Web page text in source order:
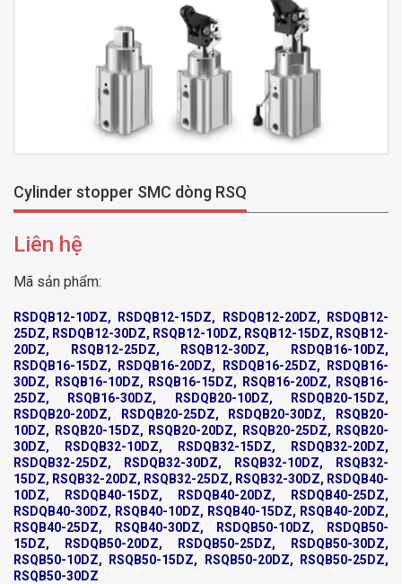
Cylinder stopper SMC dòng RSQ
Liên hệ
Mã sản phẩm:
RSDQB12-10DZ, RSDQB12-15DZ, RSDQB12-20DZ, RSDQB12-
25DZ, RSDQB12-30DZ, RSQB12-10DZ, RSQB12-15DZ, RSQB12-
20DZ, RSQB12-25DZ, RSQB12-30DZ, RSDQB16-10DZ,
RSDQB16-15DZ, RSDQB16-20DZ, RSDQB16-25DZ, RSDQB16-
30DZ, RSQB16-10DZ, RSQB16-15DZ, RSQB16-20DZ, RSQB16-
25DZ, RSQB16-30DZ, RSDQB20-10DZ, RSDQB20-15DZ,
RSDQB20-20DZ, RSDQB20-25DZ, RSDQB20-30DZ, RSQB20-
10DZ, RSQB20-15DZ, RSQB20-20DZ, RSQB20-25DZ, RSQB20-
30DZ, RSDQB32-10DZ, RSDQB32-15DZ, RSDQB32-20DZ,
RSDQB32-25DZ, RSDQB32-30DZ, RSQB32-10DZ, RSQB32-
15DZ, RSQB32-20DZ, RSQB32-25DZ, RSQB32-30DZ, RSDQB40-
10DZ, RSDQB40-15DZ, RSDQB40-20DZ, RSDQB40-25DZ,
RSDQB40-30DZ, RSQB40-10DZ, RSQB40-15DZ, RSQB40-20DZ,
RSQB40-25DZ, RSQB40-30DZ, RSDQB50-10DZ, RSDQB50-
15DZ, RSDQB50-20DZ, RSDQB50-25DZ, RSDQB50-30DZ,
RSQB50-10DZ, RSQB50-15DZ, RSQB50-20DZ, RSQB50-25DZ,
RSQB50-30DZ